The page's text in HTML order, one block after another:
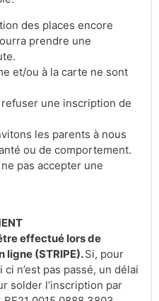
des places encore
prendre une
et/ou à la carte ne sont
refuser une inscription de
les parents à nous
ou de comportement.
pas accepter une
effectué lors de
ligne (STRIPE).Si, pour
n’est pas passé, un délai
solder l’inscription par